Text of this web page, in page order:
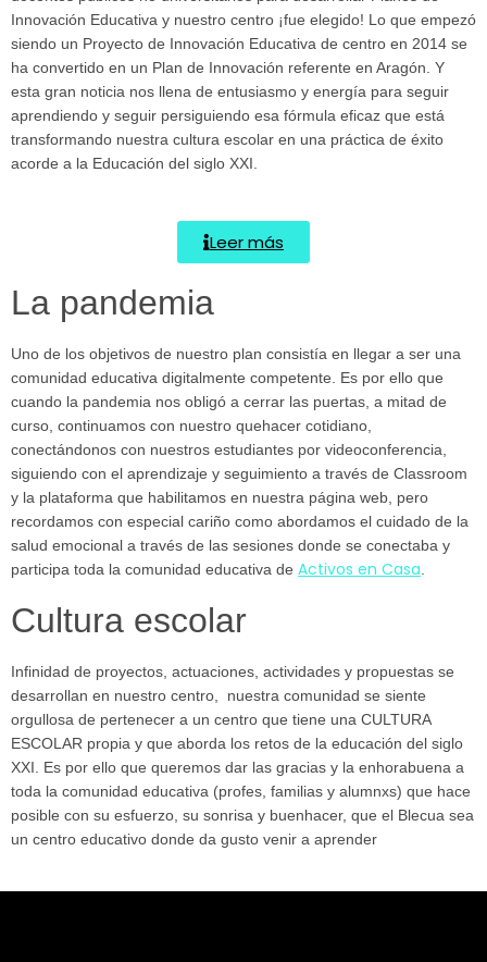
Innovación Educativa y nuestro centro ¡fue elegido! Lo que empezó
siendo un Proyecto de Innovación Educativa de centro en 2014 se
ha convertido en un Plan de Innovación referente en Aragón. Y
esta gran noticia nos llena de entusiasmo y energía para seguir
aprendiendo y seguir persiguiendo esa fórmula eficaz que está
transformando nuestra cultura escolar en una práctica de éxito
acorde a la Educación del siglo XXI.
Leer más
La pandemia
Uno de los objetivos de nuestro plan consistía en llegar a ser una
comunidad educativa digitalmente competente. Es por ello que
cuando la pandemia nos obligó a cerrar las puertas, a mitad de
curso, continuamos con nuestro quehacer cotidiano,
conectándonos con nuestros estudiantes por videoconferencia,
siguiendo con el aprendizaje y seguimiento a través de Classroom
y la plataforma que habilitamos en nuestra página web, pero
recordamos con especial cariño como abordamos el cuidado de la
salud emocional a través de las sesiones donde se conectaba y
participa toda la comunidad educativa de Activos en Casa.
Cultura escolar
Infinidad de proyectos, actuaciones, actividades y propuestas se
desarrollan en nuestro centro, nuestra comunidad se siente
orgullosa de pertenecer a un centro que tiene una CULTURA
ESCOLAR propia y que aborda los retos de la educación del siglo
XXI. Es por ello que queremos dar las gracias y la enhorabuena a
toda la comunidad educativa (profes, familias y alumnxs) que hace
posible con su esfuerzo, su sonrisa y buenhacer, que el Blecua sea
un centro educativo donde da gusto venir a aprender